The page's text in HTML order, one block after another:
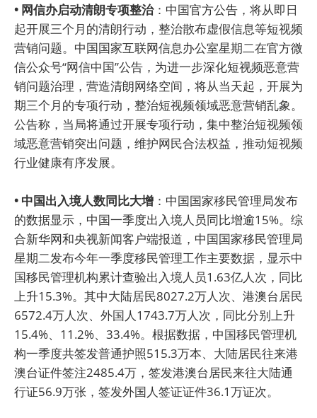
• 网信办启动清朗专项整治：中国官方公告，将从即日
起开展三个月的清朗行动，整治散布虚假信息等短视频
营销问题。中国国家互联网信息办公室星期二在官方微
信公众号“网信中国”公告，为进一步深化短视频恶意营
销问题治理，营造清朗网络空间，将从当天起，开展为
期三个月的专项行动，整治短视频领域恶意营销乱象。
公告称，当局将通过开展专项行动，集中整治短视频领
域恶意营销突出问题，维护网民合法权益，推动短视频
行业健康有序发展。
• 中国出入境人数同比大增 ：中国国家移民管理局发布
的数据显示，中国一季度出入境人员同比增逾15%。综
合新华网和央视新闻客户端报道，中国国家移民管理局
星期二发布今年一季度移民管理工作主要数据，显示中
国移民管理机构累计查验出入境人员1.63亿人次，同比
上升15.3%。其中大陆居民8027.2万人次、港澳台居民
6572.4万人次、外国人1743.7万人次，同比分别上升
15.4%、11.2%、33.4%。根据数据，中国移民管理机
构一季度共签发普通护照515.3万本、大陆居民往来港
澳台证件签注2485.4万，签发港澳台居民来往大陆通
行证56.9万张，签发外国人签证证件36.1万证次。